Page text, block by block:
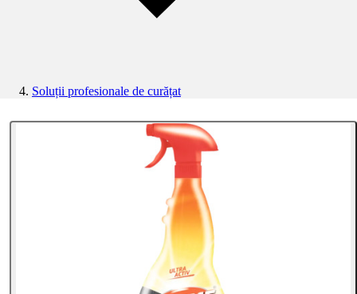
Soluții profesionale de curățat